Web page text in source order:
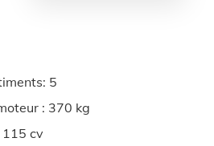
5
: 370 kg
115 cv